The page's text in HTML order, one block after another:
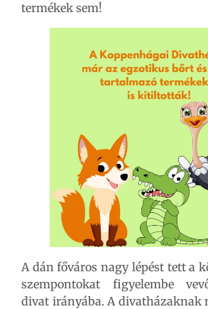
termékek sem!
A dán főváros nagy lépést tett a
szempontokat figyelembe
divat irányába. A divatházaknak